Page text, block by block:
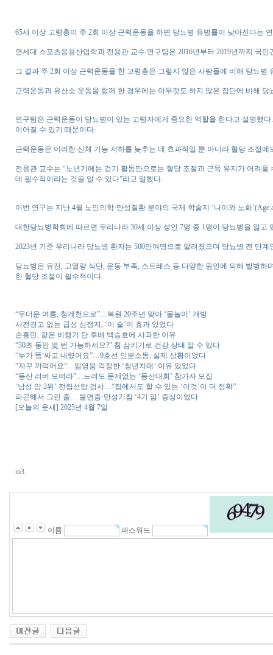
65세 이상 고령층이 주 2회 이상 근력운동을 하면 당뇨병 유병률이 낮아진다는
연세대 스포츠응용산업학과 전용관 교수 연구팀은 2016년부터 2019년까지 국
그 결과 주 2회 이상 근력운동을 한 고령층은 그렇지 않은 사람들에 비해 당뇨
근력운동과 유산소 운동을 함께 한 경우에는 아무것도 하지 않은 집단에 비해 당
연구팀은 근력운동이 당뇨병이 있는 고령자에게 중요한 역할을 한다고 설명했
이어질 수 있기 때문이다.
근력운동은 이러한 신체 기능 저하를 늦추는 데 효과적일 뿐 아니라 혈당 조절에
전용관 교수는 “노년기에는 걷기 활동만으로는 혈당 조절과 근육 유지가 어려
데 필수적이라는 것을 알 수 있다”라고 말했다.
이번 연구는 지난 4월 노인의학·만성질환 분야의 국제 학술지 ‘나이와 노화’(Age
대한당뇨병학회에 따르면 우리나라 30세 이상 성인 7명 중 1명이 당뇨병을 앓고
2023년 기준 우리나라 당뇨병 환자는 500만여명으로 알려졌으며 당뇨병 전 단
당뇨병은 유전, 고열량 식단, 운동 부족, 스트레스 등 다양한 원인에 의해 발병
한 혈당 조절이 필수적이다.
“무더운 여름, 청계천으로”…복원 20주년 맞아 ‘물놀이’ 개방
사전경고 없는 급성 심정지, ‘이 술’이 효과 있었다
손흥민, 같은 비행기 탄 후배 백승호에 사과한 이유
“30초 동안 몇 번 가능하세요?” 침 삼키기로 건강 상태 알 수 있다
“누가 똥 싸고 내렸어요”…9호선 인분소동, 실제 상황이었다
“자꾸 까먹어요”…임영웅 걱정한 ‘청년치매’ 이유 있었다
“등산 러버 모여라”…느려도 문제없는 ‘등산대회’ 참가자 모집
‘남성 암 2위’ 전립선암 검사…“집에서도 할 수 있는 ‘이것’이 더 정확”
피곤해서 그런 줄… 불면증·만성기침 ‘4기 암’ 증상이었다
[오늘의 운세] 2025년 4월 7일
m3
이름 패스워드